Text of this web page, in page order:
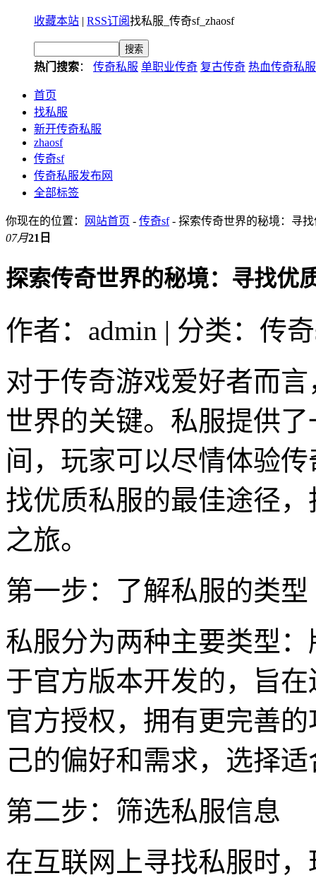
收藏本站 | RSS订阅找私服_传奇sf_zhaosf
热门搜索： 传奇私服 单职业传奇 复古传奇 热血传奇私服
首页
找私服
新开传奇私服
zhaosf
传奇sf
传奇私服发布网
全部标签
你现在的位置： 网站首页 - 传奇sf- 探索传奇世界的秘境：寻
07月21日
探索传奇世界的秘境：寻找优
作者：admin | 分类：传
对于传奇游戏爱好者而
世界的关键。私服提供
间，玩家可以尽情体验
找优质私服的最佳途径
之旅。
第一步：了解私服的类型
私服分为两种主要类型
于官方版本开发的，旨
官方授权，拥有更完善
己的偏好和需求，选择
第二步：筛选私服信息
在互联网上寻找私服时